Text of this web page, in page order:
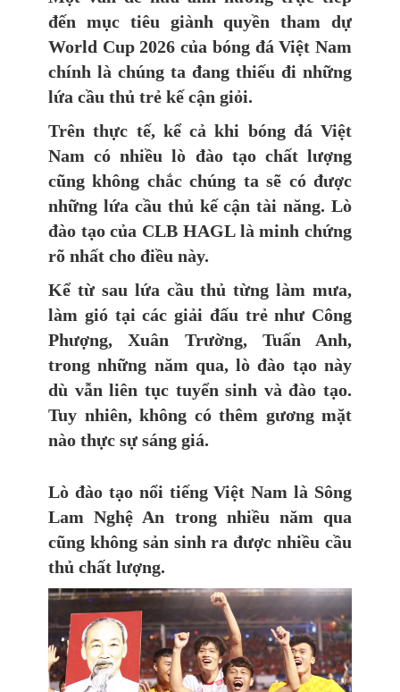
đến mục tiêu giành quyền tham dự
World Cup 2026 của bóng đá Việt Nam
chính là chúng ta đang thiếu đi những
lứa cầu thủ trẻ kế cận giỏi.
Trên thực tế, kể cả khi bóng đá Việt
Nam có nhiều lò đào tạo chất lượng
cũng không chắc chúng ta sẽ có được
những lứa cầu thủ kế cận tài năng. Lò
đào tạo của CLB HAGL là minh chứng
rõ nhất cho điều này.
Kể từ sau lứa cầu thủ từng làm mưa,
làm gió tại các giải đấu trẻ như Công
Phượng, Xuân Trường, Tuấn Anh,
trong những năm qua, lò đào tạo này
dù vẫn liên tục tuyển sinh và đào tạo.
Tuy nhiên, không có thêm gương mặt
nào thực sự sáng giá.
Lò đào tạo nổi tiếng Việt Nam là Sông
Lam Nghệ An trong nhiều năm qua
cũng không sản sinh ra được nhiều cầu
thủ chất lượng.